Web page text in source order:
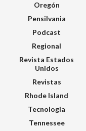
Oregón
Pensilvania
Podcast
Regional
Revista Estados
Unidos
Revistas
Rhode Island
Tecnologia
Tennessee